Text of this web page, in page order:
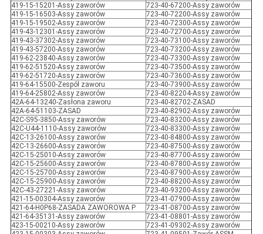
419-15-15201-Assy zaworów
723-40-67200-Assy zaworów
419-15-16503-Assy zaworów
723-40-72200-Assy zaworów
419-15-19502-Assy zaworów
723-40-72300-Assy zaworów
419-43-12301-Assy zaworów
723-40-72700-Assy zaworów
419-43-37302-Assy zaworów
723-40-73100-Assy zaworów
419-43-57200-Assy zaworów
723-40-73200-Assy zaworów
419-62-23840-Assy zaworów
723-40-73300-Assy zaworów
419-62-51520-Assy zaworów
723-40-73500-Assy zaworów
419-62-51720-Assy zaworów
723-40-73600-Assy zaworów
419-64-15500-Zespół zaworu
723-40-73900-Assy zaworów
419-64-25802-Assy zaworów
723-40-82204-Assy zaworów
42A-64-13240-Zasłona zaworu
723-40-82702-ZASAD
42A-64-51103-ZASAD
723-40-82902-Assy zaworów
42C-S95-3850-Assy zaworów
723-40-83200-Assy zaworów
42C-U44-1110-Assy zaworów
723-40-83300-Assy zaworów
42C-13-26100-Assy zaworów
723-40-84800-Assy zaworów
42C-13-26600-Assy zaworów
723-40-87500-Assy zaworów
42C-15-25010-Assy zaworów
723-40-87700-Assy zaworów
42C-15-25600-Assy zaworów
723-40-87800-Assy zaworów
42C-15-25700-Assy zaworów
723-40-87900-Assy zaworów
42C-15-25900-Assy zaworów
723-40-88200-Assy zaworów
42C-43-27221-Assy zaworów
723-40-93200-Assy zaworów
421-15-00304-Assy zaworów
723-41-07900-Assy zaworów
421-64-H0P68-ZASADA ZAWOROWA P
723-41-08700-Assy zaworów
421-64-35131-Assy zaworów
723-41-08801-Assy zaworów
423-15-00210-Assy zaworów
723-41-09302-Assy zaworów